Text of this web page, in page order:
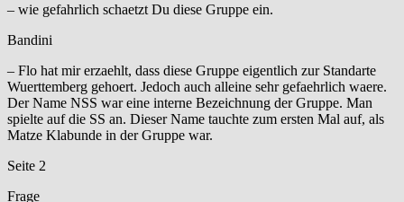
– wie gefahrlich schaetzt Du diese Gruppe ein.
Bandini
– Flo hat mir erzaehlt, dass diese Gruppe eigentlich zur Standarte
Wuerttemberg gehoert. Jedoch auch alleine sehr gefaehrlich waere.
Der Name NSS war eine interne Bezeichnung der Gruppe. Man
spielte auf die SS an. Dieser Name tauchte zum ersten Mal auf, als
Matze Klabunde in der Gruppe war.
Seite 2
Frage